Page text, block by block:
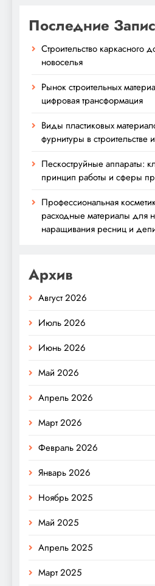
Последние
Строительство каркасного
новоселья
Рынок строительных
цифровая трансформация
Виды пластиковых
фурнитуры в строительстве
Пескоструйные аппараты:
принцип работы и сферы
Профессиональная
расходные материалы для
наращивания ресниц и
Архив
Август 2026
Июль 2026
Июнь 2026
Май 2026
Апрель 2026
Март 2026
Февраль 2026
Январь 2026
Ноябрь 2025
Май 2025
Апрель 2025
Март 2025